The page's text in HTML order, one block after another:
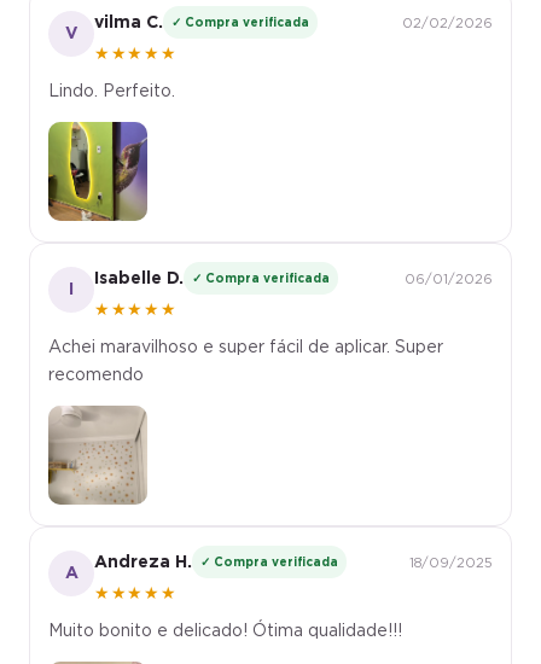
V
vilma C.
★★★★★
02/02/2026
Lindo. Perfeito.
I
Isabelle D.
★★★★★
06/01/2026
Achei maravilhoso e super fácil de aplicar. Super
recomendo
A
Andreza H.
★★★★★
18/09/2025
Muito bonito e delicado! Ótima qualidade!!!